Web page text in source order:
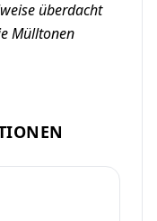
überdacht
Mülltonen